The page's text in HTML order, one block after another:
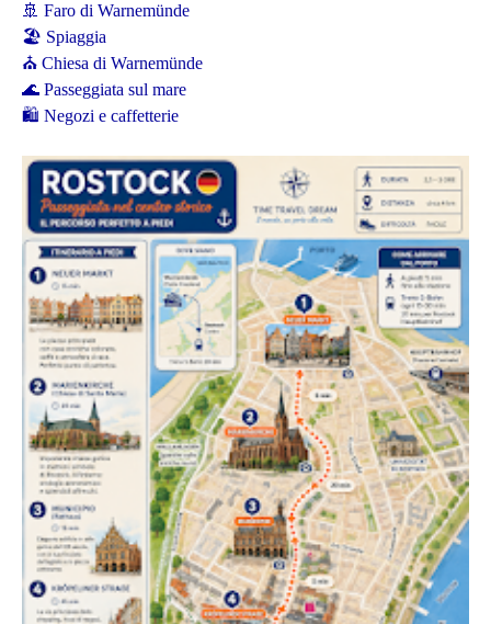
🚢 Faro di Warnemünde
🏖️ Spiaggia
⛪ Chiesa di Warnemünde
🌊 Passeggiata sul mare
🛍️ Negozi e caffetterie